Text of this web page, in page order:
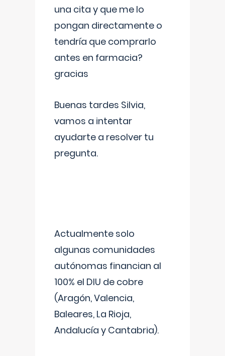
una cita y que me lo
pongan directamente o
tendría que comprarlo
antes en farmacia?
gracias
Buenas tardes Silvia,
vamos a intentar
ayudarte a resolver tu
pregunta.
Actualmente solo
algunas comunidades
autónomas financian al
100% el DIU de cobre
(Aragón, Valencia,
Baleares, La Rioja,
Andalucía y Cantabria).